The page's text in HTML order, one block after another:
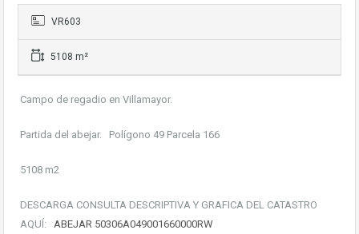
VR603
5108 m²
Campo de regadio en Villamayor.
Partida del abejar. Polígono 49 Parcela 166
5108 m2
DESCARGA CONSULTA DESCRIPTIVA Y GRAFICA DEL CATASTRO
AQUÍ: ABEJAR 50306A049001660000RW